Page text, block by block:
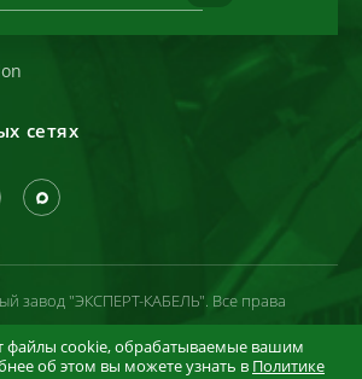
сетях
завод "ЭКСПЕРТ-КАБЕЛЬ". Все права
файлы cookie, обрабатываемые вашим
об этом вы можете узнать в Политике